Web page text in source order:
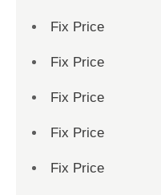
Fix Price
Fix Price
Fix Price
Fix Price
Fix Price